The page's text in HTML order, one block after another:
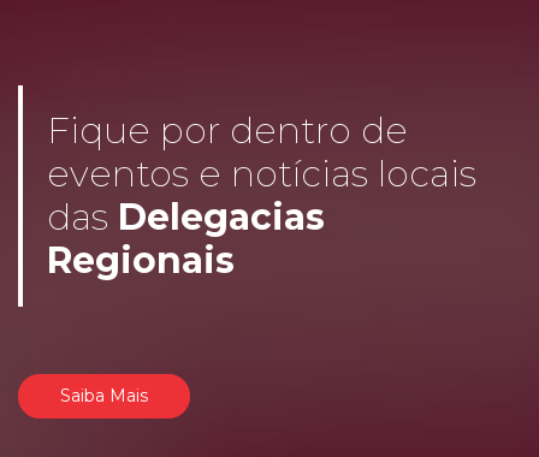
Fique por dentro de
eventos e notícias locais
das Delegacias
Regionais
Saiba Mais